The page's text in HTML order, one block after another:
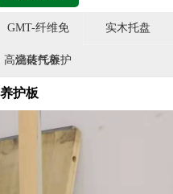
GMT-纤维免
烧砖托板
实木托盘
高温蒸气养护
板
护板